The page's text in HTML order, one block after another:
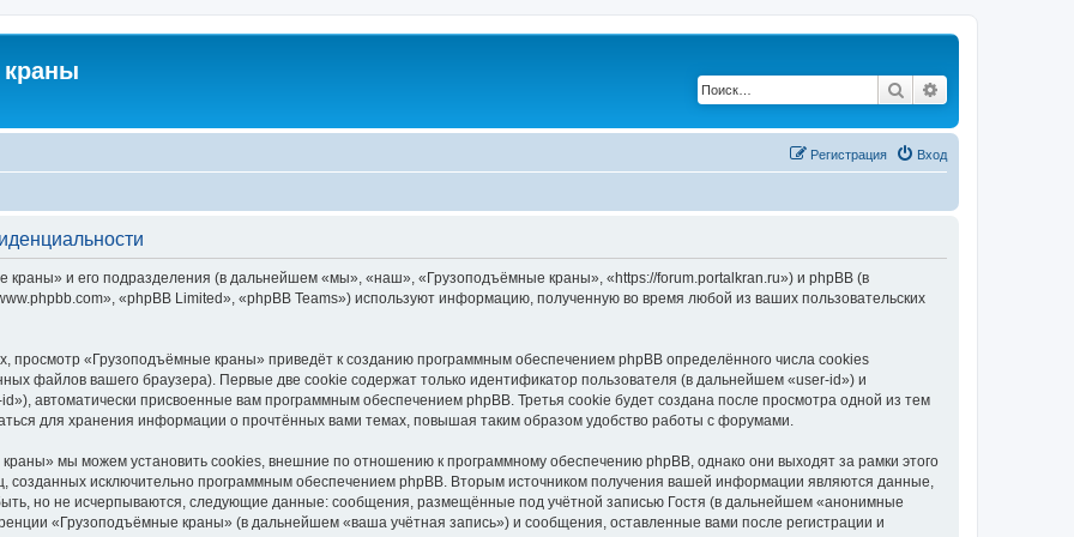
Поиск
Вход
Регистрация
краны» и его подразделения (в дальнейшем «мы», «наш», «Грузоподъёмные краны», «https://forum.portalkran.ru») и phpBB (в
«phpBB Limited», «phpBB Teams») используют информацию, полученную во время любой из ваших пользовательских
«Грузоподъёмные краны» приведёт к созданию программным обеспечением phpBB определённого числа cookies
файлов вашего браузера). Первые две cookie содержат только идентификатор пользователя (в дальнейшем «user-id») и
автоматически присвоенные вам программным обеспечением phpBB. Третья cookie будет создана после просмотра одной из тем
для хранения информации о прочтённых вами темах, повышая таким образом удобство работы с форумами.
мы можем установить cookies, внешние по отношению к программному обеспечению phpBB, однако они выходят за рамки этого
созданных исключительно программным обеспечением phpBB. Вторым источником получения вашей информации являются данные,
но не исчерпываются, следующие данные: сообщения, размещённые под учётной записью Гостя (в дальнейшем «анонимные
«Грузоподъёмные краны» (в дальнейшем «ваша учётная запись») и сообщения, оставленные вами после регистрации и